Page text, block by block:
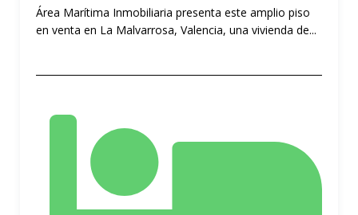
Área Marítima Inmobiliaria presenta este amplio piso
en venta en La Malvarrosa, Valencia, una vivienda de...